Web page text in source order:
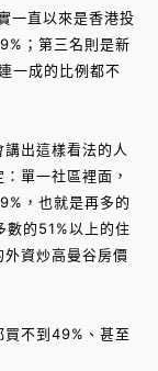
直以來是香港投
；第三名則是新
一成的比例都不
出這樣看法的人
單一社區裡面，
，也就是再多的
數的51%以上的住
資炒高曼谷房價
不到49%、甚至